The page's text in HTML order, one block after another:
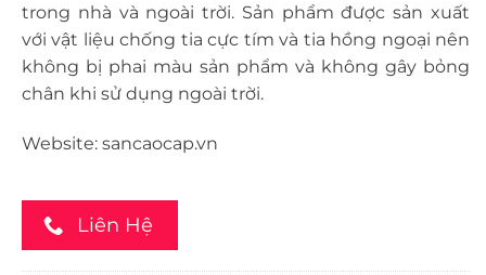
trong nhà và ngoài trời. Sản phẩm được sản xuất
với vật liệu chống tia cực tím và tia hồng ngoại nên
không bị phai màu sản phẩm và không gây bỏng
chân khi sử dụng ngoài trời.
Website: sancaocap.vn
Liên Hệ